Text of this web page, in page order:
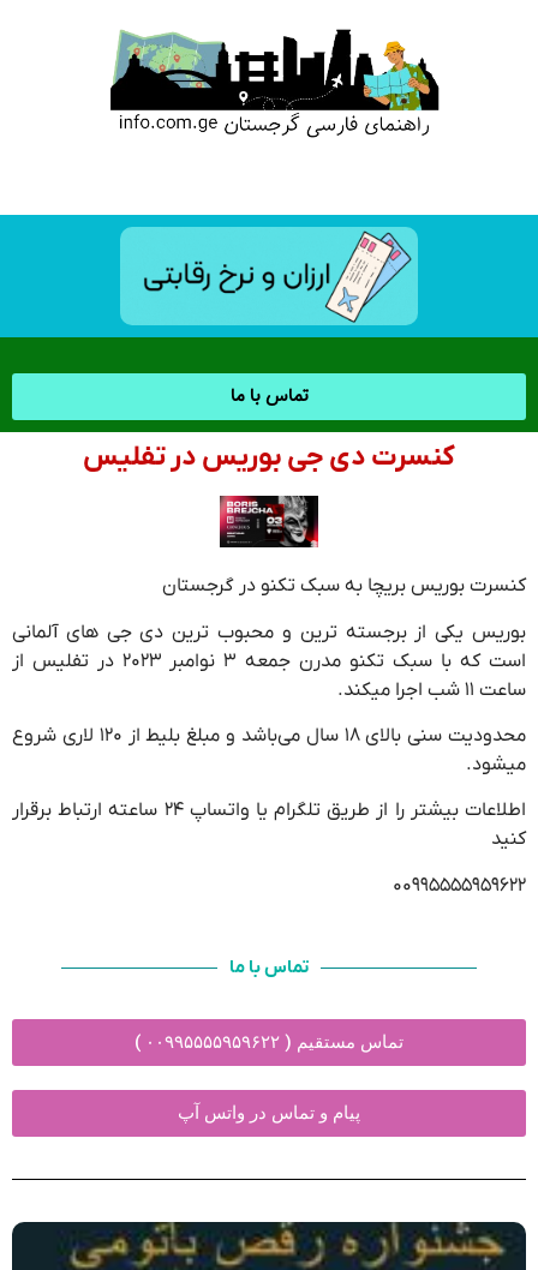
تماس با ما
کنسرت دی جی بوریس در تفلیس
کنسرت بوریس بریچا به سبک تکنو در گرجستان
بوریس یکی از برجسته ترین و محبوب ترین دی جی های آلمانی
است که با سبک تکنو مدرن جمعه ۳ نوامبر ۲۰۲۳ در تفلیس از
ساعت ۱۱ شب اجرا میکند.
محدودیت سنی بالای ۱۸ سال می‌باشد و مبلغ بلیط از ۱۲۰ لاری شروع
میشود.
اطلاعات بیشتر را از طریق تلگرام یا واتساپ ۲۴ ساعته ارتباط برقرار
کنید
۰۰۹۹۵۵۵۵۹۵۹۶۲۲
تماس با ما
تماس مستقیم ( ۰۰۹۹۵۵۵۵۹۵۹۶۲۲ )
پیام و تماس در واتس آپ